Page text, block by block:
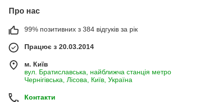
Про нас
99% позитивних з 384 відгуків за рік
Працює з 20.03.2014
м. Київ
вул. Братиславська, найближча станція метро
Чернігівська, Лісова, Київ, Україна
Контакти